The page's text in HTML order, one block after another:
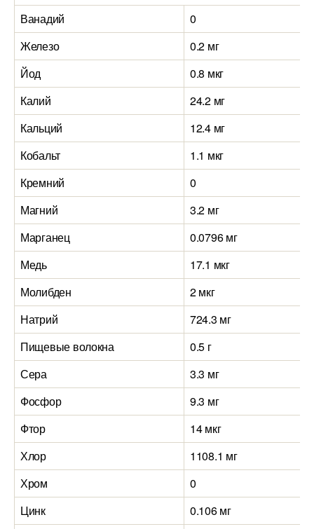
Ванадий
0
Железо
0.2 мг
Йод
0.8 мкг
Калий
24.2 мг
Кальций
12.4 мг
Кобальт
1.1 мкг
Кремний
0
Магний
3.2 мг
Марганец
0.0796 мг
Медь
17.1 мкг
Молибден
2 мкг
Натрий
724.3 мг
Пищевые волокна
0.5 г
Сера
3.3 мг
Фосфор
9.3 мг
Фтор
14 мкг
Хлор
1108.1 мг
Хром
0
Цинк
0.106 мг